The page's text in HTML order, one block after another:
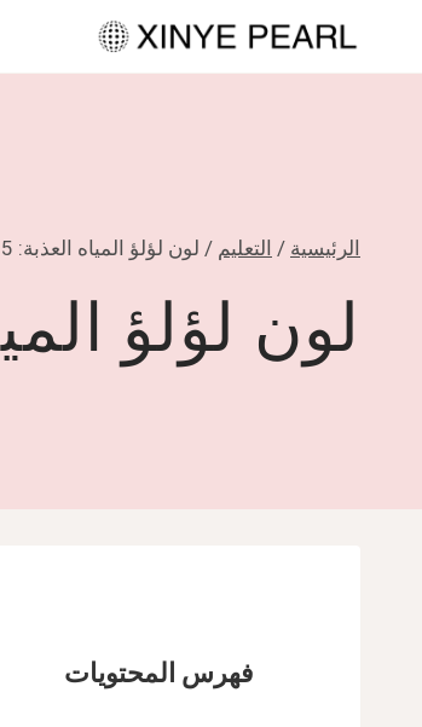
الرئيسية / التعليم / لون لؤلؤ المياه العذبة: 5 ألوان شعبية يجب أن تعرفها
لون لؤلؤ المياه العذبة: 5
فهرس المحتويات